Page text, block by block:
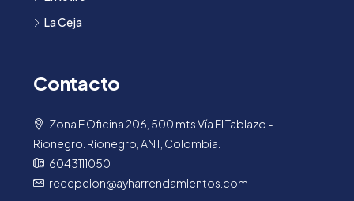
La Ceja
Contacto
Zona E Oficina 206, 500 mts Vía El Tablazo -
Rionegro. Rionegro, ANT, Colombia.
6043111050
recepcion@ayharrendamientos.com